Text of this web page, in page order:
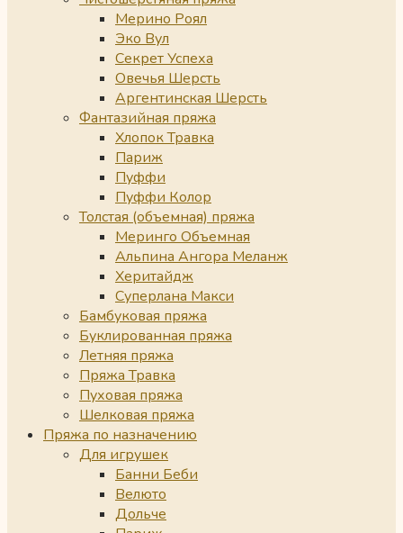
Мерино Роял
Эко Вул
Секрет Успеха
Овечья Шерсть
Аргентинская Шерсть
Фантазийная пряжа
Хлопок Травка
Париж
Пуффи
Пуффи Колор
Толстая (объемная) пряжа
Меринго Объемная
Альпина Ангора Меланж
Херитайдж
Суперлана Макси
Бамбуковая пряжа
Буклированная пряжа
Летняя пряжа
Пряжа Травка
Пуховая пряжа
Шелковая пряжа
Пряжа по назначению
Для игрушек
Банни Беби
Велюто
Дольче